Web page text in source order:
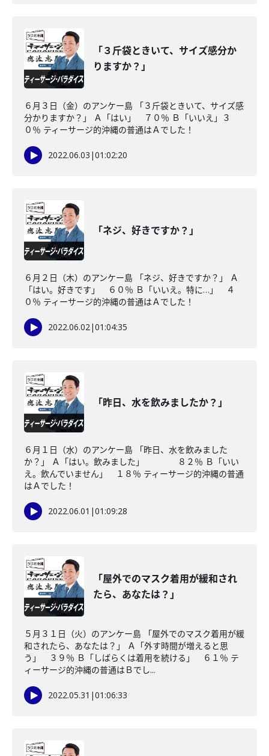
「３斤袋ときいて、サイズ感分か
りますか？」
６月３日（金）のアンケー島 「３斤袋ときいて、サイズ感
分かりますか？」 Ａ「はい」 ７０％ Ｂ「いいえ」３
０％ ティーサージ的沖縄の普通はＡでした！
2022.06.03 |01:02:20
「ネジ、好きですか？」
６月２日（木）のアンケー島 「ネジ、好きですか？」 Ａ
「はい。好きです」 ６０％ Ｂ「いいえ。特に…」 ４
０％ ティーサージ的沖縄の普通はＡでした！
2022.06.02|01:04:35
「昨日、水を飲みましたか？」
６月１日（水）のアンケー島 「昨日、水を飲みました
か？」 Ａ「はい。飲みました」 ８２％ Ｂ「いい
え。飲んでいません」 １８％ ティーサージ的沖縄の普通
はＡでした！
2022.06.01 |01:09:28
「屋外でのマスク着用が緩和され
たら、あなたは？」
５月３１日（火）のアンケー島 「屋外でのマスク着用が緩
和されたら、あなたは？」 Ａ「外す時間が増えると思
う」 ３９％ Ｂ「しばらくは着用を続ける」 ６１％ テ
ィーサージ的沖縄の普通はＢでし...
2022.05.31 |01:06:33